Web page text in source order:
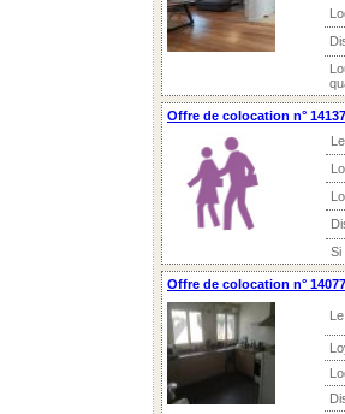
Offre de colocation n°
Le
Si
Offre de colocation n°
Le